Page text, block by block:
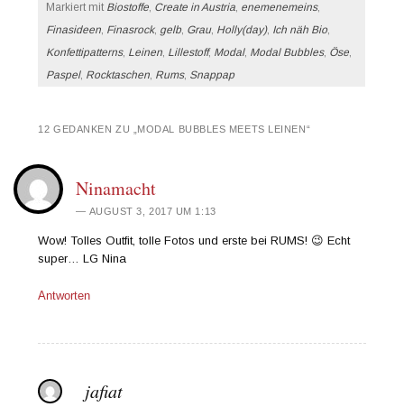
Markiert mit Biostoffe, Create in Austria, enemenemeins,
Finasideen, Finasrock, gelb, Grau, Holly(day), Ich näh Bio,
Konfettipatterns, Leinen, Lillestoff, Modal, Modal Bubbles, Öse,
Paspel, Rocktaschen, Rums, Snappap
12 GEDANKEN ZU „ MODAL BUBBLES MEETS LEINEN“
Ninamacht
AUGUST 3, 2017 UM 1:13
Wow! Tolles Outfit, tolle Fotos und erste bei RUMS! 😉 Echt
super… LG Nina
Antworten
jafiat